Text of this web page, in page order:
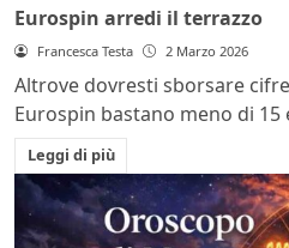
Eurospin arredi il terrazzo
Francesca Testa 2 Marzo 2026
Altrove dovresti sborsare
Eurospin bastano meno di 15
Leggi di più